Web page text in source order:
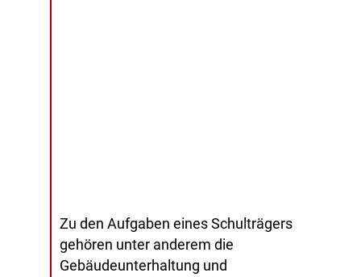
Zu den Aufgaben eines Schulträgers
gehören unter anderem die
Gebäudeunterhaltung und